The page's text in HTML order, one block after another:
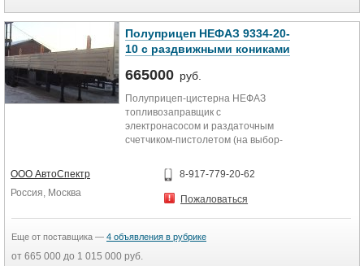
Полуприцеп НЕФАЗ 9334-20-
10 с раздвижными кониками
665000 руб.
Полуприцеп-цистерна НЕФАЗ
топливозаправщик с
электронасосом и раздаточным
счетчиком-пистолетом (на выбор-
дизельное...
ООО АвтоСпектр
Россия, Москва
8-917-779-20-62
Пожаловаться
Еще от поставщика — 4 объявления в рубрике
от 665 000 до 1 015 000 руб.